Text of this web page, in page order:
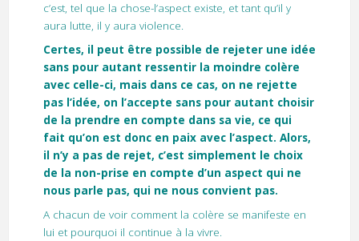
c’est, tel que la chose-l’aspect existe, et tant qu’il y
aura lutte, il y aura violence.
Certes, il peut être possible de rejeter une idée
sans pour autant ressentir la moindre colère
avec celle-ci, mais dans ce cas, on ne rejette
pas l’idée, on l’accepte sans pour autant choisir
de la prendre en compte dans sa vie, ce qui
fait qu’on est donc en paix avec l’aspect. Alors,
il n’y a pas de rejet, c’est simplement le choix
de la non-prise en compte d’un aspect qui ne
nous parle pas, qui ne nous convient pas.
A chacun de voir comment la colère se manifeste en
lui et pourquoi il continue à la vivre.